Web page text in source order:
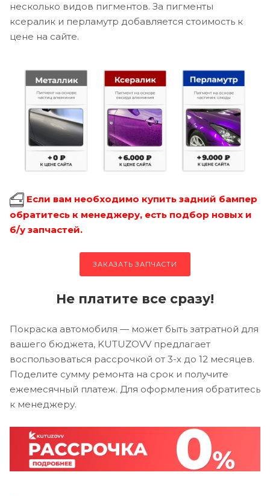
несколько видов пигментов. За пигменты
ксералик и перламутр добавляется стоимость к
цене на сайте.
Если вам необходимо купить задний бампер
обратитесь к менеджеру, есть подбор новых и
б/у запчастей.
ЗАКАЗАТЬ ЗАПЧАСТИ
Не платите все сразу!
Покраска автомобиля — может быть затратной для
вашего бюджета, KUTUZOVV предлагает
воспользоваться рассрочкой от 3-х до 12 месяцев.
Поделите сумму ремонта на срок и получите
ежемесячный платеж. Для оформления обратитесь
к менеджеру.